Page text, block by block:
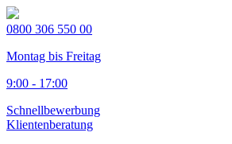
0800 306 550 00
Montag bis Freitag
9:00 - 17:00
Schnellbewerbung
Klientenberatung